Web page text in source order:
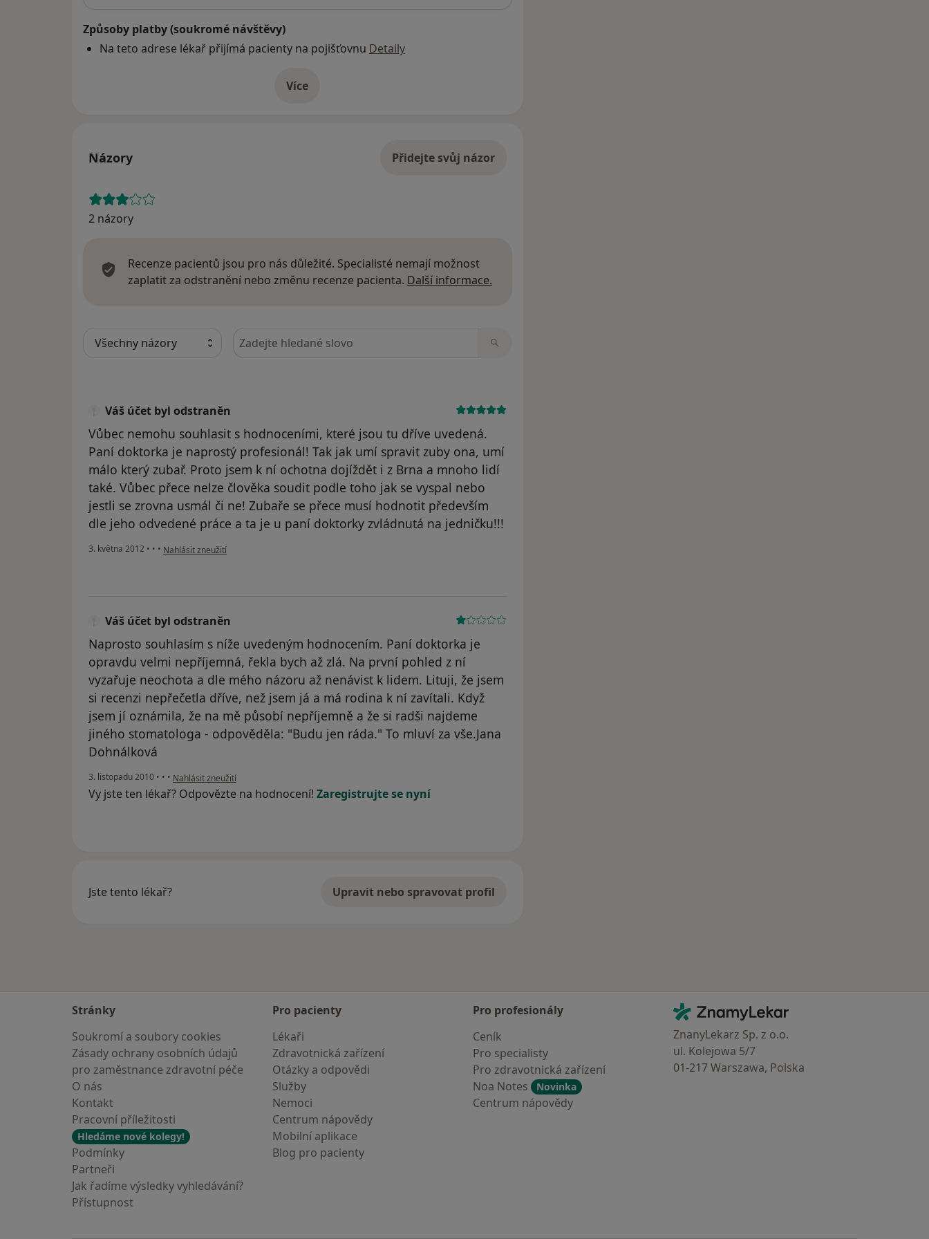
Způsoby platby (soukromé návštěvy)
Na teto adrese lékař přijímá pacienty na pojišťovnu Detaily
Víceo adrese
Názory Přidejte svůj názor
2 názory
Recenze pacientů jsou pro nás důležité. Specialisté nemají možnost
zaplatit za odstranění nebo změnu recenze pacienta. Další informace.
Hledejte v názorech
Váš účet byl odstraněn
Vůbec nemohu souhlasit s hodnoceními, které jsou tu dříve uvedená.
Paní doktorka je naprostý profesionál! Tak jak umí spravit zuby ona, umí
málo který zubař. Proto jsem k ní ochotna dojíždět i z Brna a mnoho lidí
také. Vůbec přece nelze člověka soudit podle toho jak se vyspal nebo
jestli se zrovna usmál či ne! Zubaře se přece musí hodnotit především
dle jeho odvedené práce a ta je u paní doktorky zvládnutá na jedničku!!!
3. května 2012 • • • podle názoru uživatele Váš účet byl odstraněn
Nahlásit zneužití
Váš účet byl odstraněn
Naprosto souhlasím s níže uvedeným hodnocením. Paní doktorka je
opravdu velmi nepříjemná, řekla bych až zlá. Na první pohled z ní
vyzařuje neochota a dle mého názoru až nenávist k lidem. Lituji, že jsem
si recenzi nepřečetla dříve, než jsem já a má rodina k ní zavítali. Když
jsem jí oznámila, že na mě působí nepříjemně a že si radši najdeme
jiného stomatologa - odpověděla: "Budu jen ráda." To mluví za vše.Jana
Dohnálková
3. listopadu 2010 • • • podle názoru uživatele Váš účet byl odstraněn
Nahlásit zneužití
Vy jste ten lékař? Odpovězte na hodnocení! Zaregistrujte se nyní
Jste tento lékař? Upravit nebo spravovat profil
Stránky
Soukromí a soubory cookies
Zásady ochrany osobních údajů
pro zaměstnance zdravotní péče
O nás
Kontakt
Pracovní příležitosti
Hledáme nové kolegy!
Podmínky
Partneři
Jak řadíme výsledky vyhledávání?
Přístupnost
Pro pacienty
Lékaři
Zdravotnická zařízení
Otázky a odpovědi
Služby
Nemoci
Centrum nápovědy
Mobilní aplikace
Blog pro pacienty
Pro profesionály
Ceník
Pro specialisty
Pro zdravotnická zařízení
Noa Notes
Novinka
Centrum nápovědy
Kontakt
ZnamyLekar - Hlavní stránka
ZnanyLekarz Sp. z o.o.
ul. Kolejowa 5/7
01-217 Warszawa, Polska